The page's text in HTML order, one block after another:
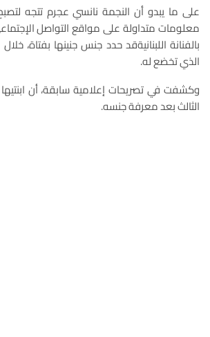
على ما يبدو أن النجمة نانسي عجرم تتجه
معلومات متداولة على مواقع التواصل
بالفنانة اللبنانيةقد حدد جنس جنينها بفتاة،
الذي تخضع له.
وكشفت في تصريحات إعلامية سابقة، أن
الثالث بعد معرفة جنسه.